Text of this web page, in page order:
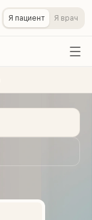
Я пациент Я врач